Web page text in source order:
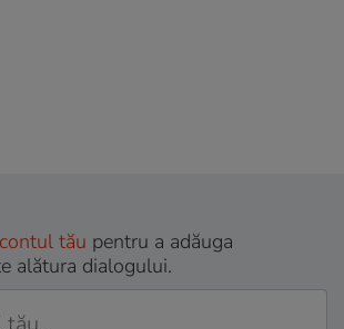
tău pentru a adăuga
alătura dialogului.